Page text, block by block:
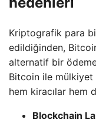
Kriptografik para
edildiğinden,
alternatif bir
Bitcoin ile mülkiyet
hem kiracılar hem
Blockchain